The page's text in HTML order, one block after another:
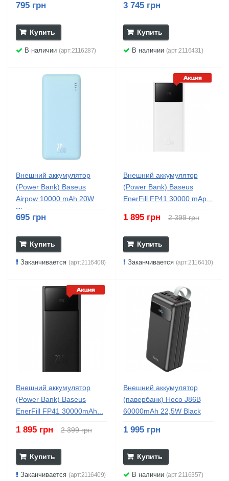
795 грн
Купить
В наличии (арт:2116287)
3 745 грн
Купить
В наличии (арт:2116431)
Внешний аккумулятор
(Power Bank) Baseus
Airpow 10000 mAh 20W
Blue...
695 грн
Купить
Заканчивается (арт:2116408)
Внешний аккумулятор
(Power Bank) Baseus
EnerFill FP41 30000 mAp...
1 895 грн 2 399 грн
Купить
Заканчивается (арт:2116410)
Внешний аккумулятор
(Power Bank) Baseus
EnerFill FP41 30000mAh...
1 895 грн 2 399 грн
Купить
Заканчивается (арт:2116409)
Внешний аккумулятор
(павербанк) Hoco J86B
60000mAh 22,5W Black
1 995 грн
Купить
В наличии (арт:2116357)